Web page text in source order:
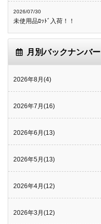
2026/07/30
未使用品ﾛｯﾄﾞ入荷！！
月別バックナンバー
2026年8月(4)
2026年7月(16)
2026年6月(13)
2026年5月(13)
2026年4月(12)
2026年3月(12)